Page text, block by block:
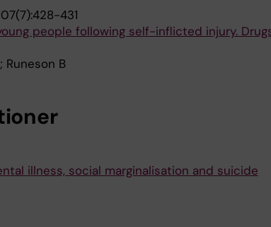
431
people following self-inflicted injury.
Runeson B
illness, social marginalisation and suicide